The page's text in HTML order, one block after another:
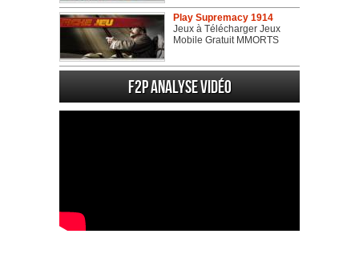
Play Supremacy 1914
Jeux à Télécharger Jeux
Mobile Gratuit MMORTS
F2P Analyse vidéo